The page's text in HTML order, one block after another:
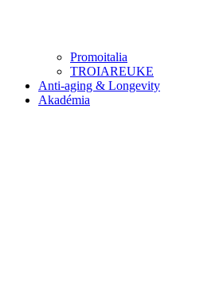
Promoitalia
TROIAREUKE
Anti-aging & Longevity
Akadémia